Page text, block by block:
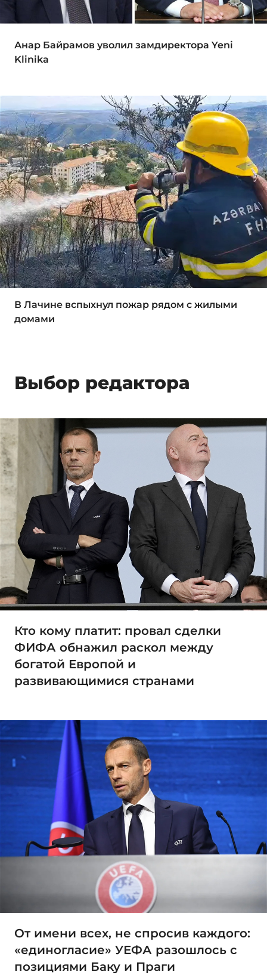
Анар Байрамов уволил замдиректора Yeni
Klinika
В Лачине вспыхнул пожар рядом с жилыми
домами
Выбор редактора
Кто кому платит: провал сделки
ФИФА обнажил раскол между
богатой Европой и
развивающимися странами
От имени всех, не спросив каждого:
«единогласие» УЕФА разошлось с
позициями Баку и Праги